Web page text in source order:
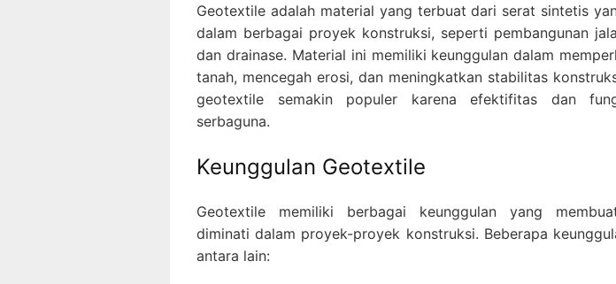
Geotextile adalah material yang terbuat dari serat sintetis
dalam berbagai proyek konstruksi, seperti pembangunan
dan drainase. Material ini memiliki keunggulan dalam
tanah, mencegah erosi, dan meningkatkan stabilitas
geotextile semakin populer karena efektifitas dan
serbaguna.
Keunggulan Geotextile
Geotextile memiliki berbagai keunggulan yang
diminati dalam proyek-proyek konstruksi. Beberapa
antara lain: